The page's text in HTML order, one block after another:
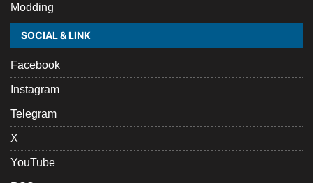
Modding
SOCIAL & LINK
Facebook
Instagram
Telegram
X
YouTube